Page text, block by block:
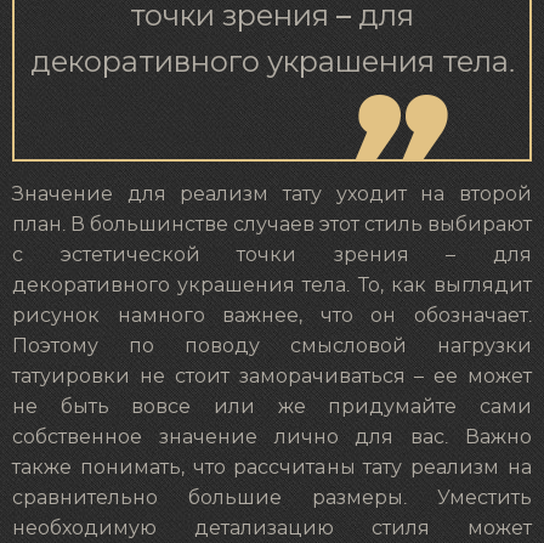
точки зрения – для
декоративного украшения тела.
Значение для реализм тату уходит на второй
план. В большинстве случаев этот стиль выбирают
с эстетической точки зрения – для
декоративного украшения тела. То, как выглядит
рисунок намного важнее, что он обозначает.
Поэтому по поводу смысловой нагрузки
татуировки не стоит заморачиваться – ее может
не быть вовсе или же придумайте сами
собственное значение лично для вас. Важно
также понимать, что рассчитаны тату реализм на
сравнительно большие размеры. Уместить
необходимую детализацию стиля может